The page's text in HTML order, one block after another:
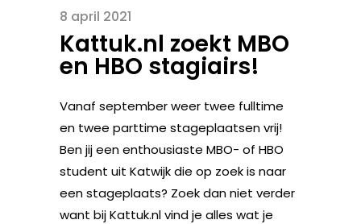
8 april 2021
Kattuk.nl zoekt MBO
en HBO stagiairs!
Vanaf september weer twee fulltime
en twee parttime stageplaatsen vrij!
Ben jij een enthousiaste MBO- of HBO
student uit Katwijk die op zoek is naar
een stageplaats? Zoek dan niet verder
want bij Kattuk.nl vind je alles wat je